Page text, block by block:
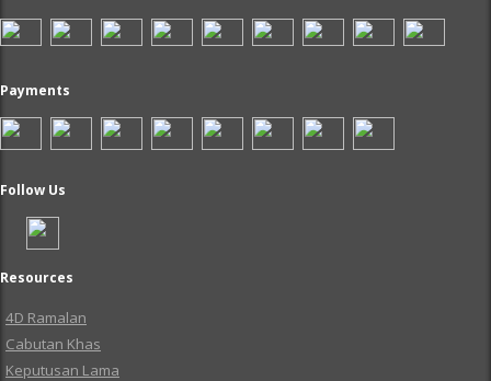
Payments
Follow Us
Resources
4D Ramalan
Cabutan Khas
Keputusan Lama